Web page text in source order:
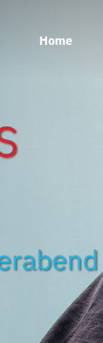
Home